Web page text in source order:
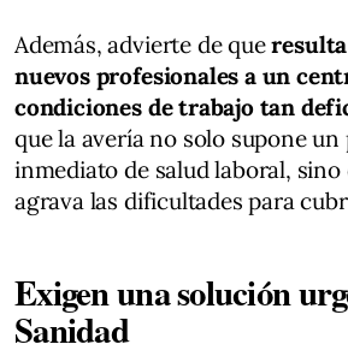
Además, advierte de que
nuevos profesionales a un
condiciones de trabajo tan
que la avería no solo supone un
inmediato de salud laboral, sino
agrava las dificultades para
Exigen una solución
Sanidad